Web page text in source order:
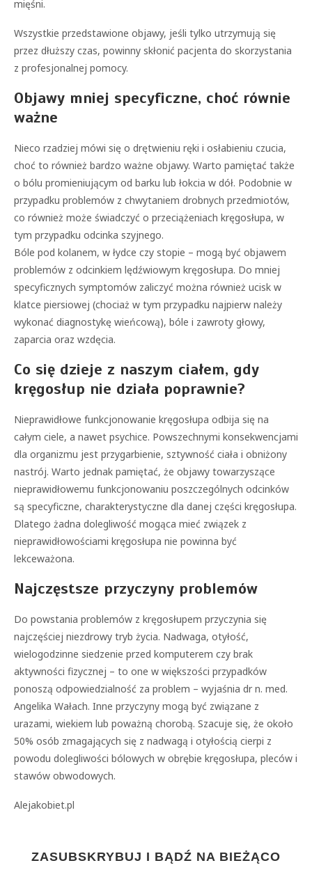
mięśni.
Wszystkie przedstawione objawy, jeśli tylko utrzymują się
przez dłuższy czas, powinny skłonić pacjenta do skorzystania
z profesjonalnej pomocy.
Objawy mniej specyficzne, choć równie
ważne
Nieco rzadziej mówi się o drętwieniu ręki i osłabieniu czucia,
choć to również bardzo ważne objawy. Warto pamiętać także
o bólu promieniującym od barku lub łokcia w dół. Podobnie w
przypadku problemów z chwytaniem drobnych przedmiotów,
co również może świadczyć o przeciążeniach kręgosłupa, w
tym przypadku odcinka szyjnego.
Bóle pod kolanem, w łydce czy stopie – mogą być objawem
problemów z odcinkiem lędźwiowym kręgosłupa. Do mniej
specyficznych symptomów zaliczyć można również ucisk w
klatce piersiowej (chociaż w tym przypadku najpierw należy
wykonać diagnostykę wieńcową), bóle i zawroty głowy,
zaparcia oraz wzdęcia.
Co się dzieje z naszym ciałem, gdy
kręgosłup nie działa poprawnie?
Nieprawidłowe funkcjonowanie kręgosłupa odbija się na
całym ciele, a nawet psychice. Powszechnymi konsekwencjami
dla organizmu jest przygarbienie, sztywność ciała i obniżony
nastrój. Warto jednak pamiętać, że objawy towarzyszące
nieprawidłowemu funkcjonowaniu poszczególnych odcinków
są specyficzne, charakterystyczne dla danej części kręgosłupa.
Dlatego żadna dolegliwość mogąca mieć związek z
nieprawidłowościami kręgosłupa nie powinna być
lekceważona.
Najczęstsze przyczyny problemów
Do powstania problemów z kręgosłupem przyczynia się
najczęściej niezdrowy tryb życia. Nadwaga, otyłość,
wielogodzinne siedzenie przed komputerem czy brak
aktywności fizycznej – to one w większości przypadków
ponoszą odpowiedzialność za problem – wyjaśnia dr n. med.
Angelika Wałach. Inne przyczyny mogą być związane z
urazami, wiekiem lub poważną chorobą. Szacuje się, że około
50% osób zmagających się z nadwagą i otyłością cierpi z
powodu dolegliwości bólowych w obrębie kręgosłupa, pleców i
stawów obwodowych.
Alejakobiet.pl
ZASUBSKRYBUJ I BĄDŹ NA BIEŻĄCO